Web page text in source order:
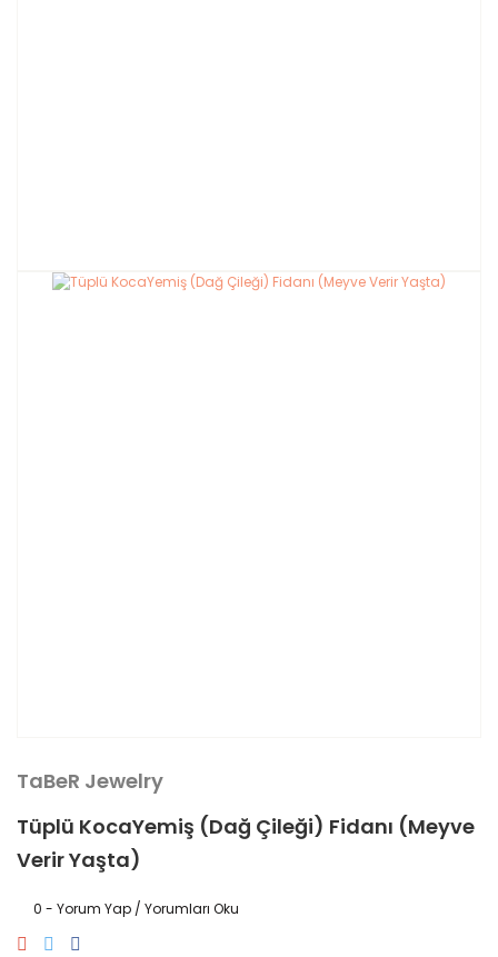
TaBeR Jewelry
Tüplü KocaYemiş (Dağ Çileği) Fidanı (Meyve
Verir Yaşta)
0 - Yorum Yap / Yorumları Oku